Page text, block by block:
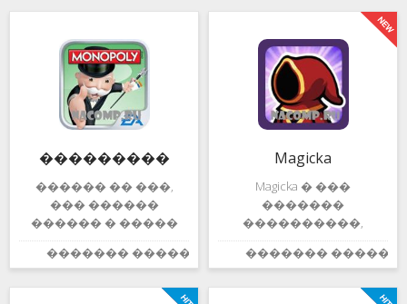
������ ��������
��� ������
���������
������������
����� ���������
�������������.
��������� ���,
��������� ����,
��� ��� �
��������� �����
������ �����
��������
�� ������
���������
������ �� ���,
��� ������
������ � �����
�������
�������� ������
���������. ���
������� ������:
Magicka
Magicka � ���
�������
����������,
�������
��������
������� ������: